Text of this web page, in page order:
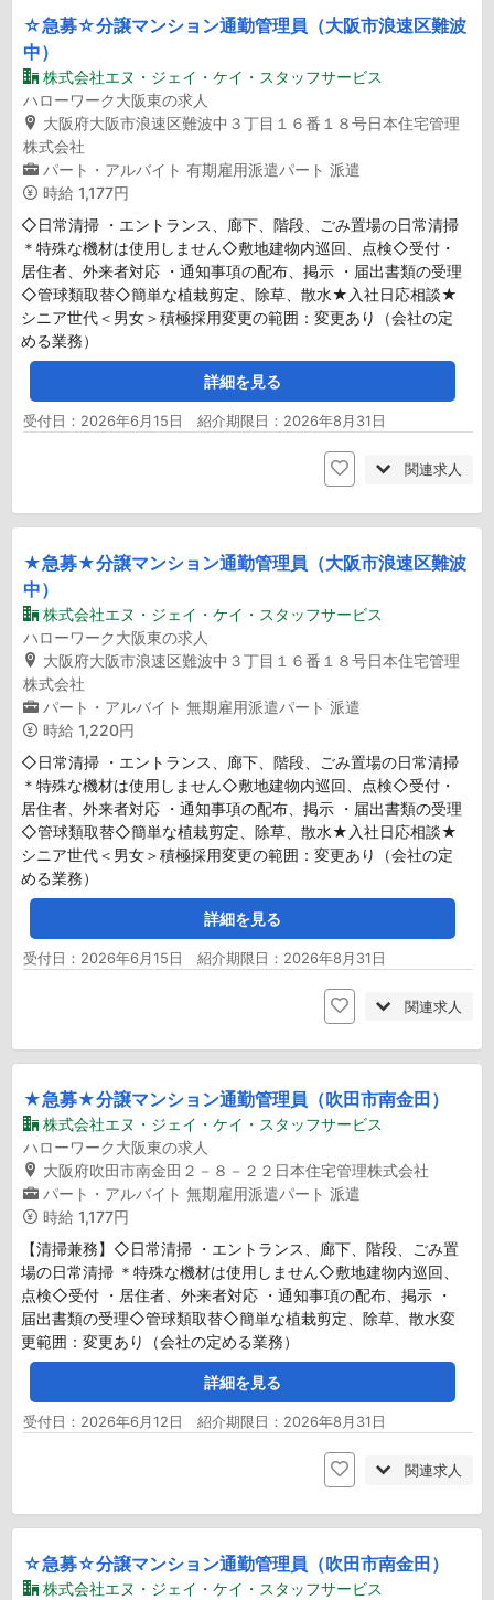
☆急募☆分譲マンション通勤管理員（大阪市浪速区難波
中）
株式会社エヌ・ジェイ・ケイ・スタッフサービス
ハローワーク大阪東の求人
大阪府大阪市浪速区難波中３丁目１６番１８号日本住宅管理
株式会社
パート・アルバイト 有期雇用派遣パート 派遣
時給 1,177円
◇日常清掃 ・エントランス、廊下、階段、ごみ置場の日常清掃
＊特殊な機材は使用しません◇敷地建物内巡回、点検◇受付・
居住者、外来者対応 ・通知事項の配布、掲示 ・届出書類の受理
◇管球類取替◇簡単な植栽剪定、除草、散水★入社日応相談★
シニア世代＜男女＞積極採用変更の範囲：変更あり（会社の定
める業務）
詳細を見る
受付日：2026年6月15日 紹介期限日：2026年8月31日
関連求人
★急募★分譲マンション通勤管理員（大阪市浪速区難波
中）
株式会社エヌ・ジェイ・ケイ・スタッフサービス
ハローワーク大阪東の求人
大阪府大阪市浪速区難波中３丁目１６番１８号日本住宅管理
株式会社
パート・アルバイト 無期雇用派遣パート 派遣
時給 1,220円
◇日常清掃 ・エントランス、廊下、階段、ごみ置場の日常清掃
＊特殊な機材は使用しません◇敷地建物内巡回、点検◇受付・
居住者、外来者対応 ・通知事項の配布、掲示 ・届出書類の受理
◇管球類取替◇簡単な植栽剪定、除草、散水★入社日応相談★
シニア世代＜男女＞積極採用変更の範囲：変更あり（会社の定
める業務）
詳細を見る
受付日：2026年6月15日 紹介期限日：2026年8月31日
関連求人
★急募★分譲マンション通勤管理員（吹田市南金田）
株式会社エヌ・ジェイ・ケイ・スタッフサービス
ハローワーク大阪東の求人
大阪府吹田市南金田２－８－２２日本住宅管理株式会社
パート・アルバイト 無期雇用派遣パート 派遣
時給 1,177円
【清掃兼務】◇日常清掃 ・エントランス、廊下、階段、ごみ置
場の日常清掃 ＊特殊な機材は使用しません◇敷地建物内巡回、
点検◇受付 ・居住者、外来者対応 ・通知事項の配布、掲示 ・
届出書類の受理◇管球類取替◇簡単な植栽剪定、除草、散水変
更範囲：変更あり（会社の定める業務）
詳細を見る
受付日：2026年6月12日 紹介期限日：2026年8月31日
関連求人
☆急募☆分譲マンション通勤管理員（吹田市南金田）
株式会社エヌ・ジェイ・ケイ・スタッフサービス